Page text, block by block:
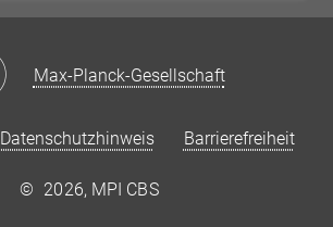
Max-Planck-Gesellschaft
Datenschutzhinweis Barrierefreiheit
© 2026, MPI CBS